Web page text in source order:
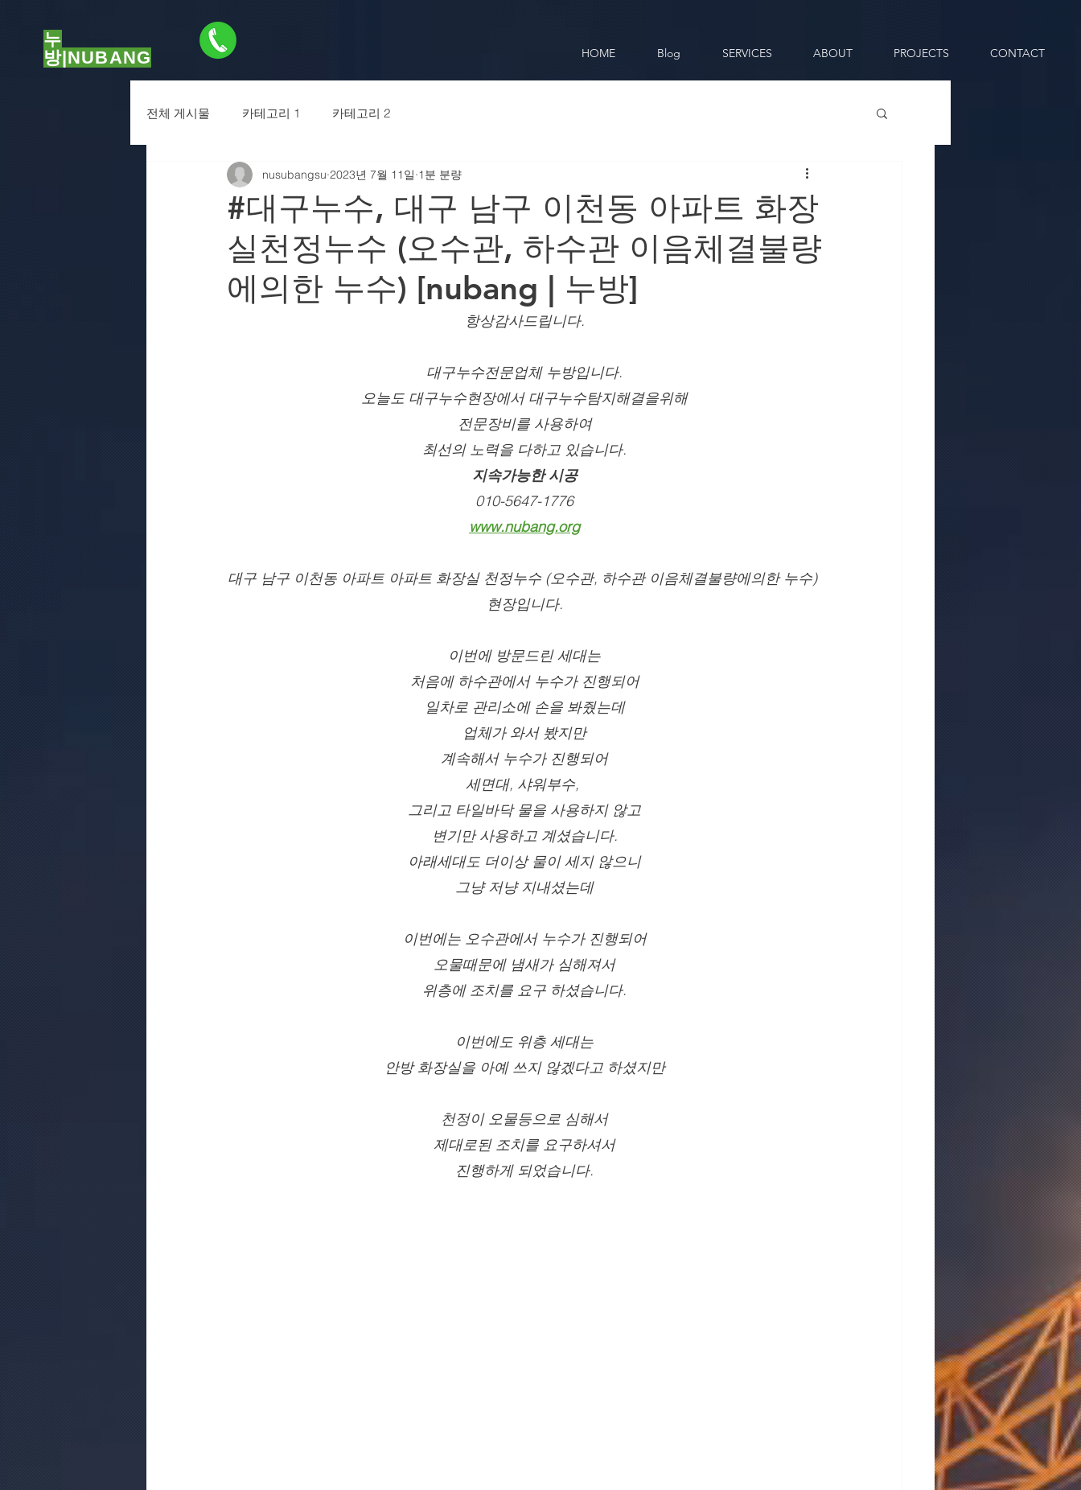
누
방|NUBANG
HOME Blog SERVICES ABOUT PROJECTS CONTACT
전체 게시물 카테고리 1 카테고리 2
#대구누수, 대구 남구 이천동 아파트 화장
실천정누수 (오수관, 하수관 이음체결불량
에의한 누수) [nubang | 누방]
nusubangsu 2023년 7월 11일 1분 분량
항상감사드립니다.
대구누수전문업체 누방입니다.
오늘도 대구누수현장에서 대구누수탐지해결을위해
전문장비를 사용하여
최선의 노력을 다하고 있습니다.
지속가능한 시공
010-5647-1776
www.nubang.org
대구 남구 이천동 아파트 아파트 화장실 천정누수 (오수관, 하수관 이음체결불량에의한 누수)
현장입니다.
이번에 방문드린 세대는
처음에 하수관에서 누수가 진행되어
일차로 관리소에 손을 봐줬는데
업체가 와서 봤지만
계속해서 누수가 진행되어
세면대, 샤워부수,
그리고 타일바닥 물을 사용하지 않고
변기만 사용하고 계셨습니다.
아래세대도 더이상 물이 세지 않으니
그냥 저냥 지내셨는데
이번에는 오수관에서 누수가 진행되어
오물때문에 냄새가 심해져서
위층에 조치를 요구 하셨습니다.
이번에도 위층 세대는
안방 화장실을 아예 쓰지 않겠다고 하셨지만
천정이 오물등으로 심해서
제대로된 조치를 요구하셔서
진행하게 되었습니다.